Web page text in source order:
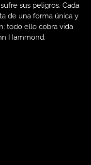
sus peligros. Cada
de una forma única y
todo ello cobra vida
Hammond.